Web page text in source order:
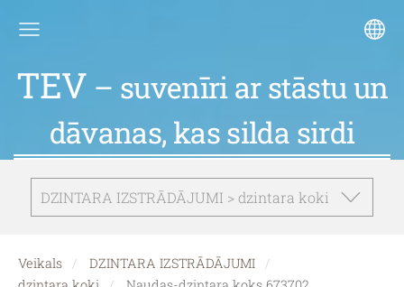
TEV – suvenīri ar stāstu un
dāvanas, kas silda sirdi
DZINTARA IZSTRĀDĀJUMI > dzintara koki
Veikals
DZINTARA IZSTRĀDĀJUMI